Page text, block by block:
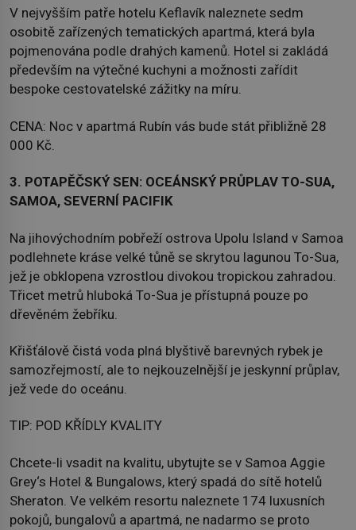
V nejvyšším patře hotelu Keflavík naleznete sedm
osobitě zařízených tematických apartmá, která byla
pojmenována podle drahých kamenů. Hotel si zakládá
především na výtečné kuchyni a možnosti zařídit
bespoke cestovatelské zážitky na míru.
CENA: Noc v apartmá Rubín vás bude stát přibližně 28
000 Kč.
3. POTAPĚČSKÝ SEN: OCEÁNSKÝ PRŮPLAV TO-SUA,
SAMOA, SEVERNÍ PACIFIK
Na jihovýchodním pobřeží ostrova Upolu Island v Samoa
podlehnete kráse velké tůně se skrytou lagunou To-Sua,
jež je obklopena vzrostlou divokou tropickou zahradou.
Třicet metrů hluboká To-Sua je přístupná pouze po
dřevěném žebříku.
Křišťálově čistá voda plná blyštivě barevných rybek je
samozřejmostí, ale to nejkouzelnější je jeskynní průplav,
jež vede do oceánu.
TIP: POD KŘÍDLY KVALITY
Chcete-li vsadit na kvalitu, ubytujte se v Samoa Aggie
Grey‘s Hotel & Bungalows, který spadá do sítě hotelů
Sheraton. Ve velkém resortu naleznete 174 luxusních
pokojů, bungalovů a apartmá, ne nadarmo se proto